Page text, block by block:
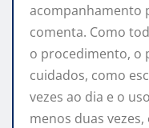
acompanhamento
comenta. Como
o procedimento, o
cuidados, como
vezes ao dia e o
menos duas